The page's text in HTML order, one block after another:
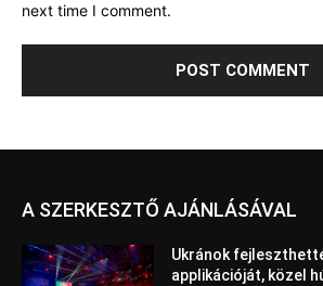
next time I comment.
A SZERKESZTŐ AJÁNLÁSÁVAL
Ukránok
applikációját, közel